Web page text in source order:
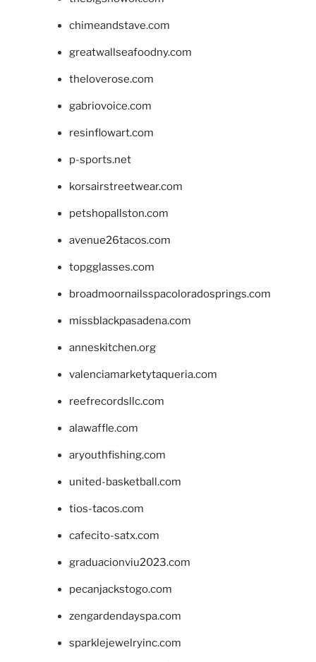
chimeandstave.com
greatwallseafoodny.com
theloverose.com
gabriovoice.com
resinflowart.com
p-sports.net
korsairstreetwear.com
petshopallston.com
avenue26tacos.com
topgglasses.com
broadmoornailsspacoloradosprings.com
missblackpasadena.com
anneskitchen.org
valenciamarketytaqueria.com
reefrecordsllc.com
alawaffle.com
aryouthfishing.com
united-basketball.com
tios-tacos.com
cafecito-satx.com
graduacionviu2023.com
pecanjackstogo.com
zengardendayspa.com
sparklejewelryinc.com